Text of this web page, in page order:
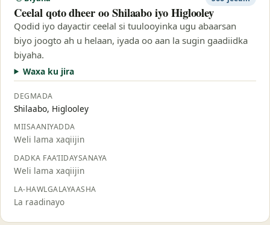
Ceelal qoto dheer oo Shilaabo iyo Higlooley
Qodid iyo dayactir ceelal si tuulooyinka ugu abaarsan
biyo joogto ah u helaan, iyada oo aan la sugin gaadiidka
biyaha.
Waxa ku jira
DEGMADA
Shilaabo, Higlooley
MIISAANIYADDA
Weli lama xaqiijin
DADKA FAA’IIDAYSANAYA
Weli lama xaqiijin
LA-HAWLGALAYAASHA
La raadinayo